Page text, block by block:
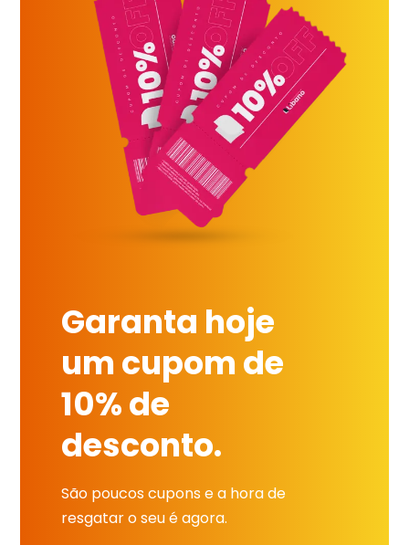
Garanta hoje
um cupom de
10% de
desconto.
São poucos cupons e a hora de
resgatar o seu é agora.